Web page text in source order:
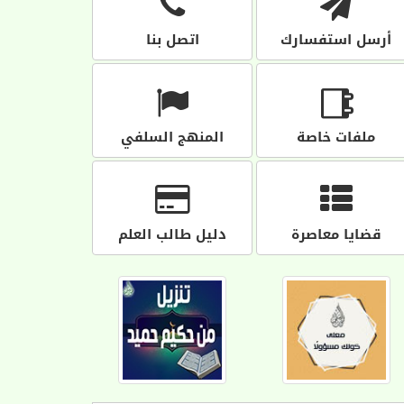
أرسل استفسارك اتصل بنا
ملفات خاصة المنهج السلفي
قضايا معاصرة دليل طالب العلم